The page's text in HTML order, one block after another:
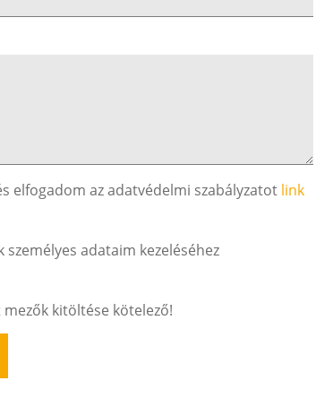
elfogadom az adatvédelmi szabályzatot link
személyes adataim kezeléséhez
kitöltése kötelező!